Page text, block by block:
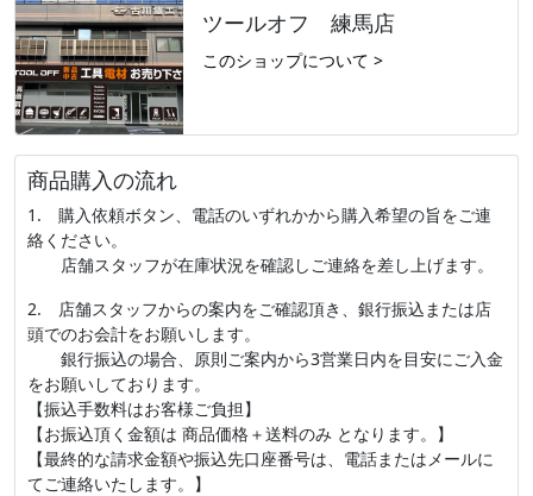
ツールオフ 練馬店
このショップについて >
商品購入の流れ
1. 購入依頼ボタン、電話のいずれかから購入希望の旨をご連
絡ください。
店舗スタッフが在庫状況を確認しご連絡を差し上げます。
2. 店舗スタッフからの案内をご確認頂き、銀行振込または店
頭でのお会計をお願いします。
銀行振込の場合、原則ご案内から3営業日内を目安にご入金
をお願いしております。
【振込手数料はお客様ご負担】
【お振込頂く金額は 商品価格＋送料のみ となります。】
【最終的な請求金額や振込先口座番号は、電話またはメールに
てご連絡いたします。】